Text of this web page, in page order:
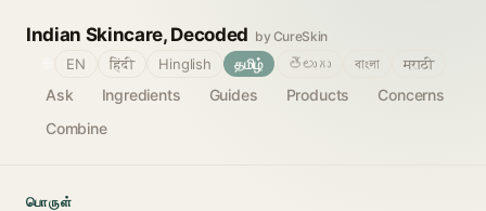
Indian Skincare, Decoded by CureSkin
Ask Ingredients Guides Products
Concerns
Combine
EN हिंदी Hinglish தமிழ் తెలుగు বাংলা मराठी
பொருள்